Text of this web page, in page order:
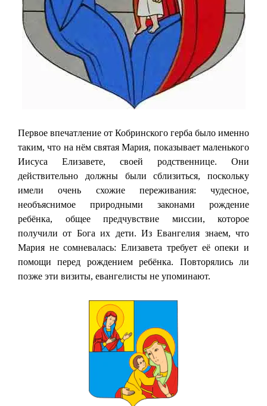
Первое впечатление от Кобринского герба было именно
таким, что на нём святая Мария, показывает маленького
Иисуса Елизавете, своей родственнице. Они
действительно должны были сблизиться, поскольку
имели очень схожие переживания: чудесное,
необъяснимое природными законами рождение
ребёнка, общее предчувствие миссии, которое
получили от Бога их дети. Из Евангелия знаем, что
Мария не сомневалась: Елизавета требует её опеки и
помощи перед рождением ребёнка. Повторялись ли
позже эти визиты, евангелисты не упоминают.